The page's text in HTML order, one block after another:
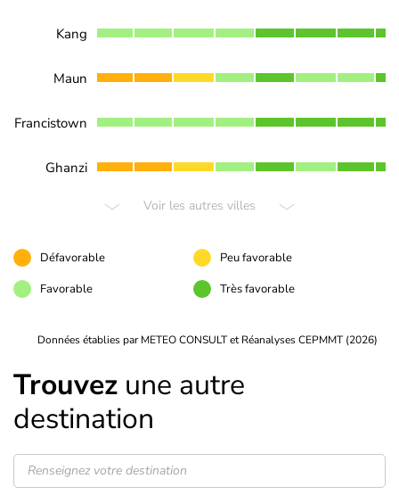
Kang
Maun
Francistown
Ghanzi
Voir les autres villes
Défavorable
Peu favorable
Favorable
Très favorable
Données établies par METEO CONSULT et Réanalyses CEPMMT (2026)
Trouvez une autre
destination